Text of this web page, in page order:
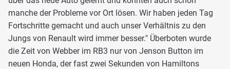
manche der Probleme vor Ort lösen. Wir haben jeden Tag
Fortschritte gemacht und auch unser Verhältnis zu den
Jungs von Renault wird immer besser." Überboten wurde
die Zeit von Webber im RB3 nur von Jenson Button im
neuen Honda, der fast zwei Sekunden von Hamiltons